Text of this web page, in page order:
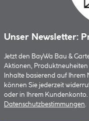
Unser Newsletter:
Jetzt den BayWa Bau &
Aktionen,
Inhalte basierend auf
können Sie jederzeit
oder in Ihrem Kundenkonto.
Datenschutzbestimmungen.